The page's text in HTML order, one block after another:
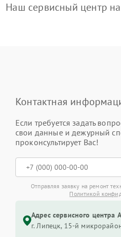
Наш сервисный центр
Контактная
Если требуется задать
свои данные и дежурный
проконсультирует Вас!
Отправляя заявку на ремонт
Политикой
Адрес сервисного центра
г. Липецк, 15-й